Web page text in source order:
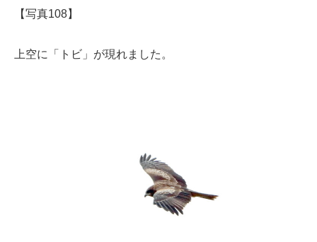
【写真108】
上空に「トビ」が現れました。